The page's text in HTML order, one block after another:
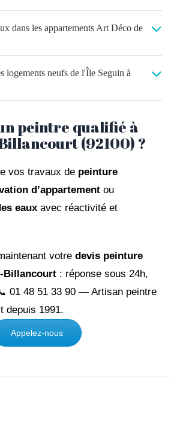
dans les appartements Art Déco de
logements neufs de l'Île Seguin à
peintre qualifié à
(92100) ?
vos travaux de peinture
d’appartement ou
eaux avec réactivité et
votre devis peinture
Billancourt : réponse sous 24h,
01 48 51 33 90 — Artisan peintre
depuis 1991.
Appelez-nous